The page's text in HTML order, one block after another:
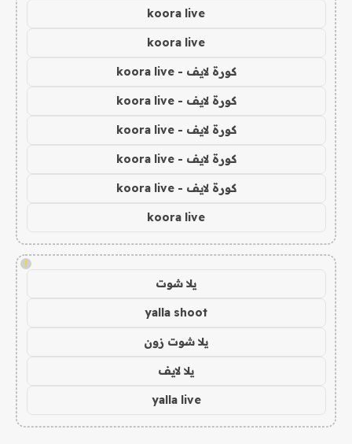
koora live
koora live
كورة لايف - koora live
كورة لايف - koora live
كورة لايف - koora live
كورة لايف - koora live
كورة لايف - koora live
koora live
!
يلا شوت
yalla shoot
يلا شوت زون
يلا لايف
yalla live